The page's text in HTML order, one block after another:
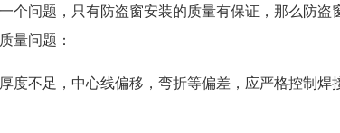
个问题，只有防盗窗安装的质量有保证，那么防盗
量问题：
度不足，中心线偏移，弯折等偏差，应严格控制